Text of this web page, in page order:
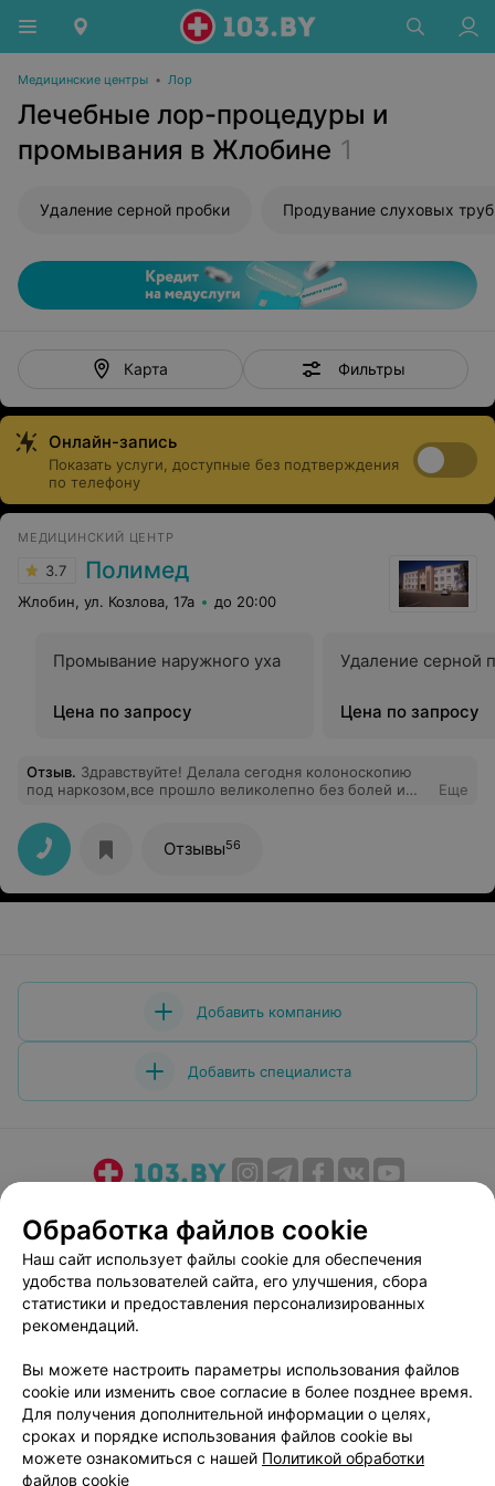
Медицинские центры • Лор
Лечебные лор-процедуры и
промывания в Жлобине 1
Удаление серной пробки
Карта Фильтры
Онлайн-запись
Показать услуги, доступные без подтверждения
по телефону
МЕДИЦИНСКИЙ ЦЕНТР
3.7 Полимед
Жлобин, ул. Козлова, 17а до 20:00
Промывание наружного уха
Цена по запросу
Удаление серной
Цена по запросу
Отзыв. Здравствуйте! Делала сегодня колоноскопию
под наркозом,все прошло великолепно без болей и
сожалению, не помню как зовут) ,врачу Ковалевич
А.И,медсестре Чаур С.В. молодцы все на высшем
уровне и отношение к пациенту очень хорошее. Очень
довольна этим центром. Всего вам самого наилучшего!
За лечением только к вам. Рекомендую!
Еще
Отзывы56
Добавить компанию
Добавить специалиста
Медицинский маркетинг
Публичный договор
Пользовательское соглашение
Способы оплаты
Вакансии
Партнеры
Написать руководителю 103.by
Персональные настройки cookie
Обработка персональных данных
Обработка файлов cookie
Наш сайт использует файлы cookie для обеспечения
удобства пользователей сайта, его улучшения, сбора
статистики и предоставления персонализированных
рекомендаций.
Вы можете настроить параметры использования файлов
cookie или изменить свое согласие в более позднее время.
Для получения дополнительной информации о целях,
сроках и порядке использования файлов cookie вы
можете ознакомиться с нашей Политикой обработки
файлов cookie